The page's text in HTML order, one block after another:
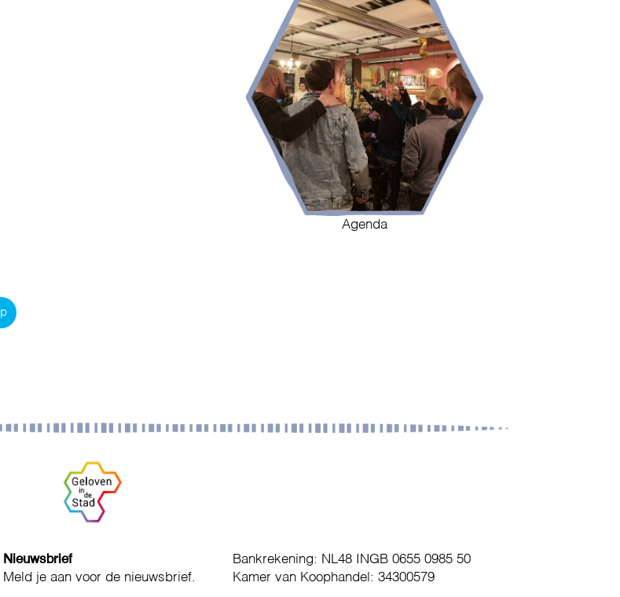
Agenda
Nieuwsbrief
Meld je aan voor de nieuwsbrief.
Bankrekening: NL48 INGB 0655 0985 50
Kamer van Koophandel: 34300579